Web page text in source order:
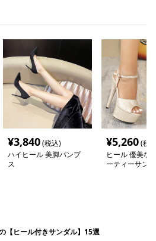
¥3,840(税込)
ハイヒール 美脚パンプ
ス
¥5,260(税
ヒール 優美な
ーティーサン
【ヒール付きサンダル】15選